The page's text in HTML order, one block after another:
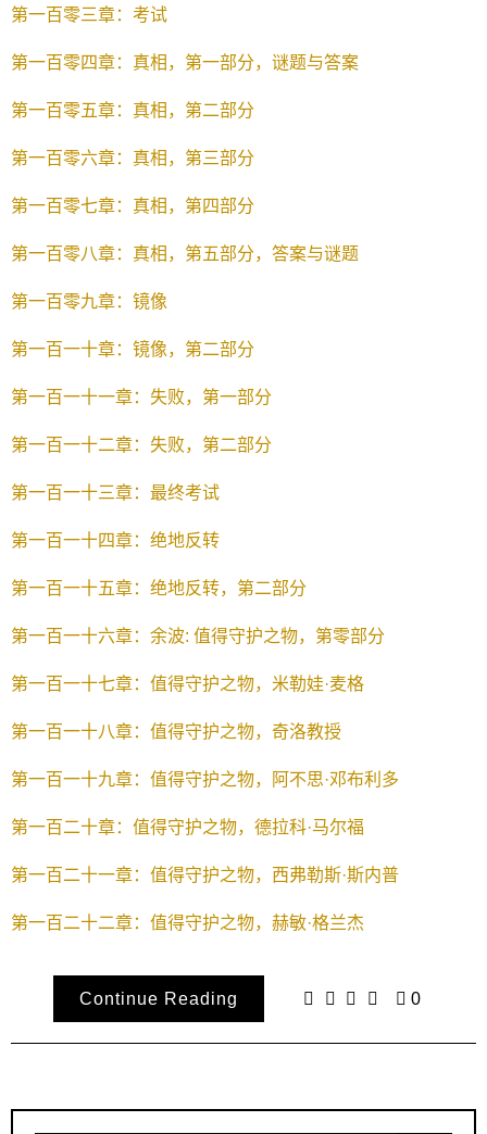
第一百零三章：考试
第一百零四章：真相，第一部分，谜题与答案
第一百零五章：真相，第二部分
第一百零六章：真相，第三部分
第一百零七章：真相，第四部分
第一百零八章：真相，第五部分，答案与谜题
第一百零九章：镜像
第一百一十章：镜像，第二部分
第一百一十一章：失败，第一部分
第一百一十二章：失败，第二部分
第一百一十三章：最终考试
第一百一十四章：绝地反转
第一百一十五章：绝地反转，第二部分
第一百一十六章：余波: 值得守护之物，第零部分
第一百一十七章：值得守护之物，米勒娃·麦格
第一百一十八章：值得守护之物，奇洛教授
第一百一十九章：值得守护之物，阿不思·邓布利多
第一百二十章：值得守护之物，德拉科·马尔福
第一百二十一章：值得守护之物，西弗勒斯·斯内普
第一百二十二章：值得守护之物，赫敏·格兰杰
Continue Reading 0